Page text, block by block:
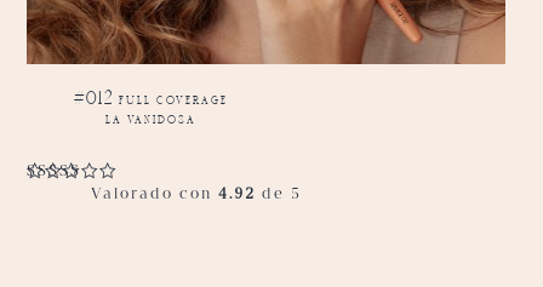
#012 full coverage
la vanidosa
Valorado con4.92 de 5